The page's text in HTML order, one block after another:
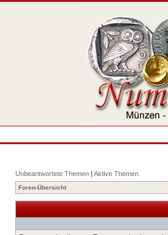
Unbeantwortete Themen | Aktive Themen
Foren-Übersicht